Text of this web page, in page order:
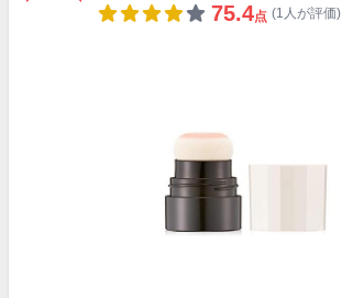
75.4点 (1人が評価)